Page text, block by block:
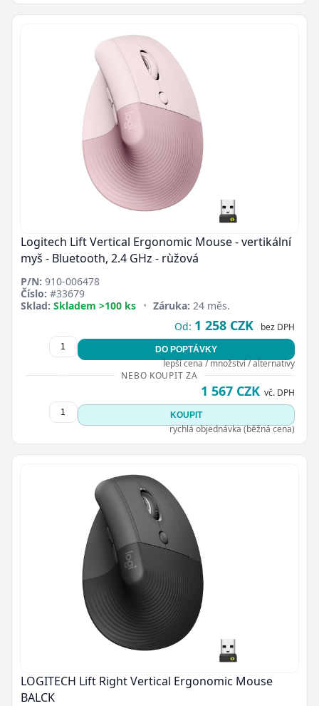
Logitech Lift Vertical Ergonomic Mouse - vertikální
myš - Bluetooth, 2.4 GHz - rùžová
P/N: 910-006478
Číslo: #33679
Sklad: Skladem >100 ks • Záruka: 24 měs.
Od: 1 258 CZK bez DPH
DO POPTÁVKY
lepší cena / množství / alternativy
NEBO KOUPIT ZA
1 567 CZK vč. DPH
KOUPIT
rychlá objednávka (běžná cena)
LOGITECH Lift Right Vertical Ergonomic Mouse
BALCK